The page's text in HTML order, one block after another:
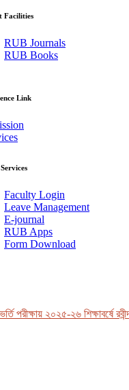
Facilities
RUB Journals
RUB Books
Link
Faculty Login
Leave Management
E-journal
RUB Apps
Form Download
২০২৫-২৬ শিক্ষাবর্ষে